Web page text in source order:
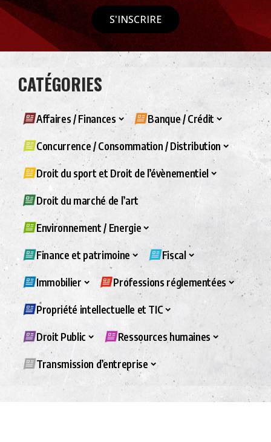
S'INSCRIRE
CATÉGORIES
Affaires / Finances Banque / Crédit
Concurrence / Consommation / Distribution
Droit du sport et Droit de l’évènementiel
Droit du marché de l’art
Environnement / Energie
Finance et patrimoine Fiscal
Immobilier Professions réglementées
Propriété intellectuelle et TIC
Droit Public Ressources humaines
Transmission d’entreprise